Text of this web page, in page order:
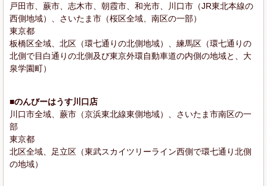
戸田市、蕨市、志木市、朝霞市、和光市、川口市（JR東北本線の
西側地域）、さいたま市（桜区全域、南区の一部）
東京都
板橋区全域、北区（環七通りの北側地域）、練馬区（環七通りの
北側で目白通りの北側及び東京外環自動車道の内側の地域と、大
泉学園町）
■のんびーはうす川口店
川口市全域、蕨市（京浜東北線東側地域）、さいたま市南区の一
部
東京都
北区全域、足立区（東武スカイツリーライン西側で環七通り北側
の地域）